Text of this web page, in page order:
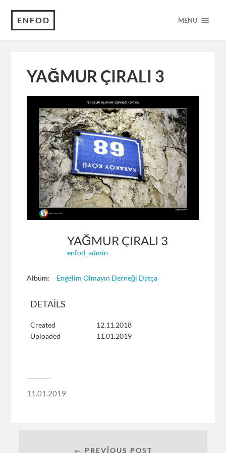
ENFOD MENU
YAĞMUR ÇIRALI 3
YAĞMUR ÇIRALI 3
enfod_admin
Albüm: Engelim Olmayın Derneği Datça
DETAILS
Created
12.11.2018
Uploaded
11.01.2019
11.01.2019
← PREVIOUS POST